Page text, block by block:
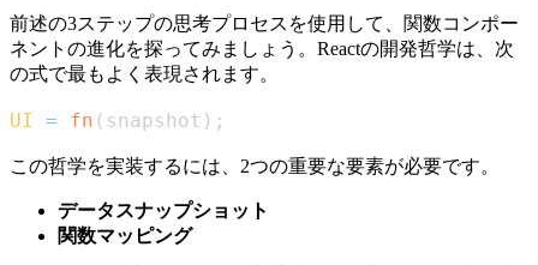
前述の3ステップの思考プロセスを使用して、関数コンポー
ネントの進化を探ってみましょう。Reactの開発哲学は、次
の式で最もよく表現されます。
UI = fn ( snapshot ) ;
この哲学を実装するには、2つの重要な要素が必要です。
データスナップショット
関数マッピング